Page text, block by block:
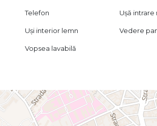
Telefon Ușă intrare
Uși interior lemn Vedere
Vopsea lavabilă